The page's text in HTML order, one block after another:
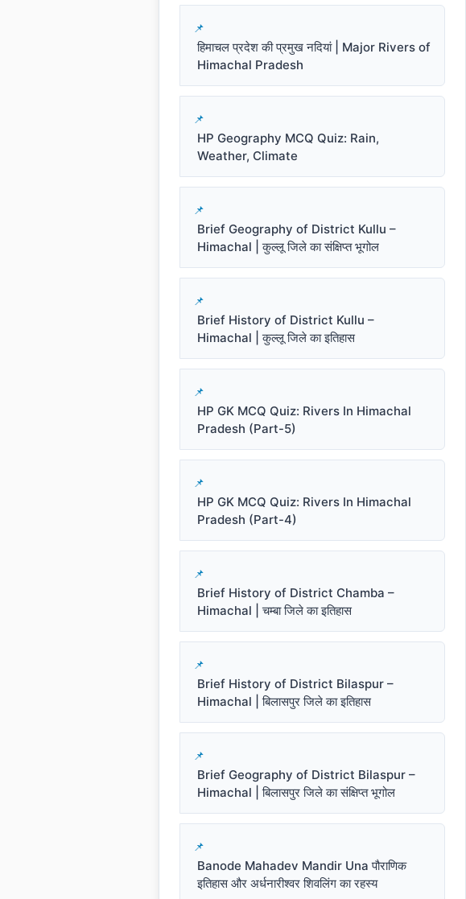
हिमाचल प्रदेश की प्रमुख नदियां | Major Rivers of
Himachal Pradesh
HP Geography MCQ Quiz: Rain,
Weather, Climate
Brief Geography of District Kullu –
Himachal | कुल्लू जिले का संक्षिप्त भूगोल
Brief History of District Kullu –
Himachal | कुल्लू जिले का इतिहास
HP GK MCQ Quiz: Rivers In Himachal
Pradesh (Part-5)
HP GK MCQ Quiz: Rivers In Himachal
Pradesh (Part-4)
Brief History of District Chamba –
Himachal | चम्बा जिले का इतिहास
Brief History of District Bilaspur –
Himachal | बिलासपुर जिले का इतिहास
Brief Geography of District Bilaspur –
Himachal | बिलासपुर जिले का संक्षिप्त भूगोल
Banode Mahadev Mandir Una पौराणिक
इतिहास और अर्धनारीश्वर शिवलिंग का रहस्य